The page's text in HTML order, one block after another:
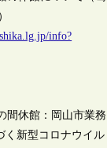
info?
間休館：岡山市業務
く新型コロナウイル